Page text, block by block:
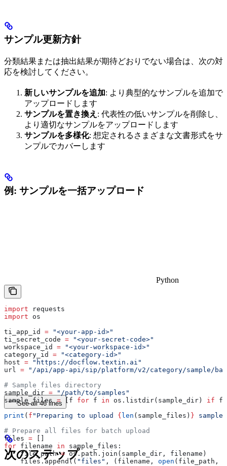
サンプル更新方針
分類結果または抽出結果が期待どおりでない場合は、次の対
応を検討してください。
新しいサンプルを追加: より典型的なサンプルを追加で
アップロードします
サンプルを置き換え : 代表性の低いサンプルを削除し、
より適切なサンプルをアップロードします
サンプルを多様化: 想定されるさまざまな文書形式をサ
ンプルでカバーします
例: サンプルを一括アップロード
Python
import requests
import os
ti_app_id = "<your-app-id>"
ti_secret_code = "<your-secret-code>"
workspace_id = "<your-workspace-id>"
category_id = "<category-id>"
host = "https://docflow.textin.ai"
url = "/api/app-api/sip/platform/v2/category/sample/
# Sample files directory
sample_dir = "/path/to/samples"
sample_files = [f for f in os.listdir(sample_dir) if
print ( f "Preparing to upload { len (sample_files) }
# Prepare all files for batch upload
files =
for filename in sample_files:
    file_path
= os.path.join(sample_dir, filename)
    files.append((
"files" , (filename, open (file_path,
See all 46 lines
次のステップ